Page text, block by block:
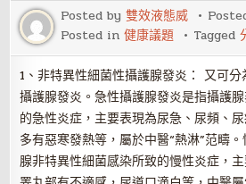
炎
四
要
Posted by雙效液態威
Posted in健康議題 Tagged
1、非特異性細菌性攝護腺發炎： 又可
攝護腺發炎。急性攝護腺發炎是指攝護
的急性炎症，主要表現為尿急、尿頻、
多有惡寒發熱等，屬於中醫“熱淋”范疇
腺非特異性細菌感染所致的慢性炎症，